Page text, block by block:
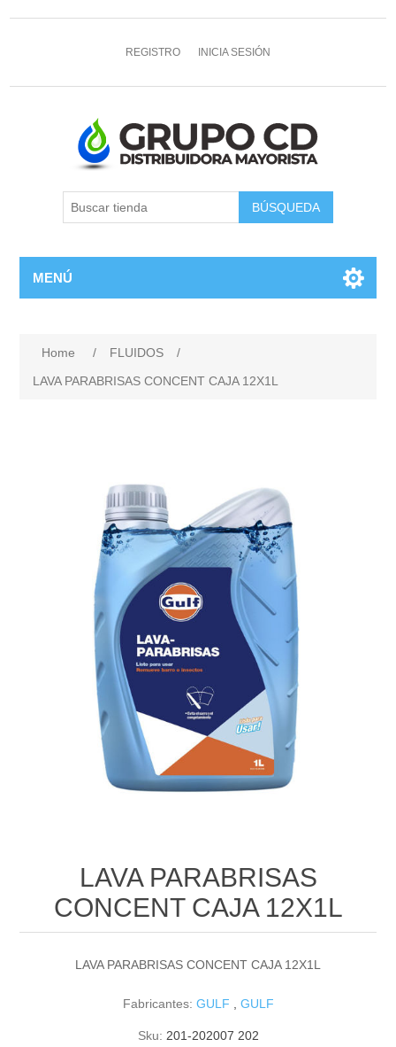
REGISTRO INICIA SESIÓN
MENÚ
Home / FLUIDOS
/
LAVA PARABRISAS CONCENT CAJA 12X1L
LAVA PARABRISAS
CONCENT CAJA 12X1L
LAVA PARABRISAS CONCENT CAJA 12X1L
Fabricantes: GULF GULF
Sku: 201-202007 202